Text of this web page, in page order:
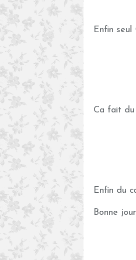
Enfin seul
Ca fait
Enfin du
Bonne